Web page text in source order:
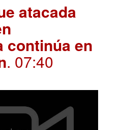
atacada
continúa en
. 07:40